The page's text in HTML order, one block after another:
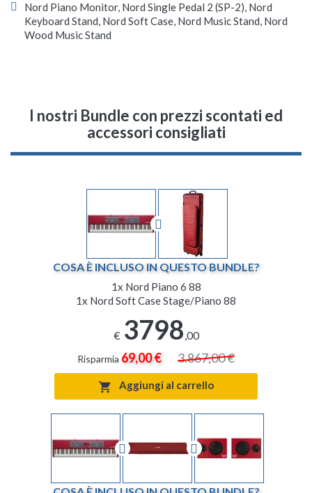
Nord Piano Monitor, Nord Single Pedal 2 (SP-2), Nord
Keyboard Stand, Nord Soft Case, Nord Music Stand, Nord
Wood Music Stand
I nostri Bundle con prezzi scontati ed
accessori consigliati
COSA È INCLUSO IN QUESTO BUNDLE?
1x Nord Piano 6 88
1x Nord Soft Case Stage/Piano 88
€ 3798,00
Risparmia 69,00 € 3.867,00 €
 Aggiungi al carrello